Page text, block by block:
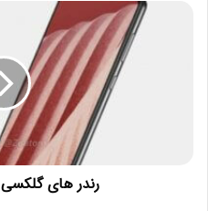
رندر‌ های گلکسی A73 منتشر شد